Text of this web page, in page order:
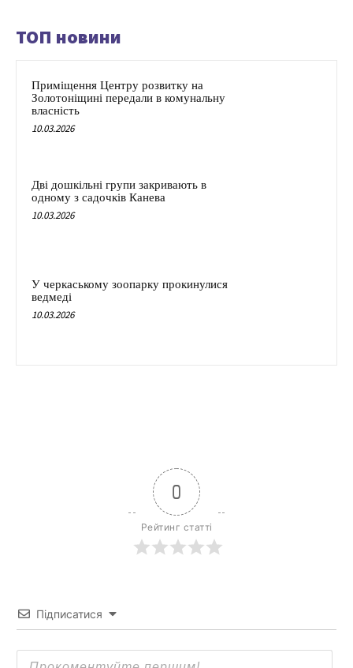
ТОП новини
Приміщення Центру розвитку на
Золотоніщині передали в комунальну
власність
10.03.2026
Дві дошкільні групи закривають в
одному з садочків Канева
10.03.2026
У черкаському зоопарку прокинулися
ведмеді
10.03.2026
0
Рейтинг статті
Підписатися